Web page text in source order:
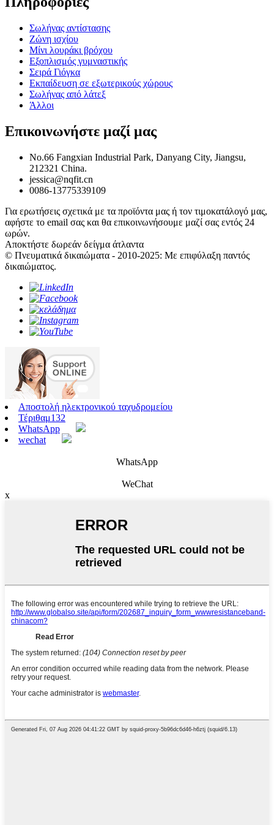
Σωλήνας αντίστασης
Ζώνη ισχίου
Μίνι λουράκι βρόχου
Εξοπλισμός γυμναστικής
Σειρά Γιόγκα
Εκπαίδευση σε εξωτερικούς χώρους
Σωλήνας από λάτεξ
Άλλοι
Επικοινωνήστε μαζί μας
No.66 Fangxian Industrial Park, Danyang City, Jiangsu,
212321 China.
jessica@nqfit.cn
0086-13775339109
Για ερωτήσεις σχετικά με τα προϊόντα μας ή τον τιμοκατάλογό μας,
αφήστε το email σας και θα επικοινωνήσουμε μαζί σας εντός 24
ωρών.
Αποκτήστε δωρεάν δείγμα άτλαντα
© Πνευματικά δικαιώματα - 2010-2025: Με επιφύλαξη παντός
δικαιώματος.
Αποστολή ηλεκτρονικού ταχυδρομείου
Τέριθαμ132
WhatsApp
wechat
WhatsApp
WeChat
x